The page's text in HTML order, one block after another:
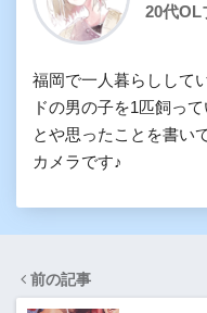
20代OL
福岡で一人暮らしして
ドの男の子を1匹飼っ
とや思ったことを書い
カメラです♪
前の記事